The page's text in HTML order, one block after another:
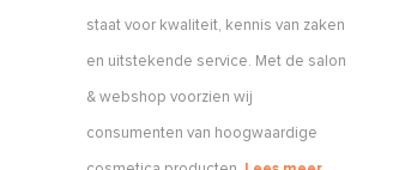
staat voor kwaliteit, kennis van zaken
en uitstekende service. Met de salon
& webshop voorzien wij
consumenten van hoogwaardige